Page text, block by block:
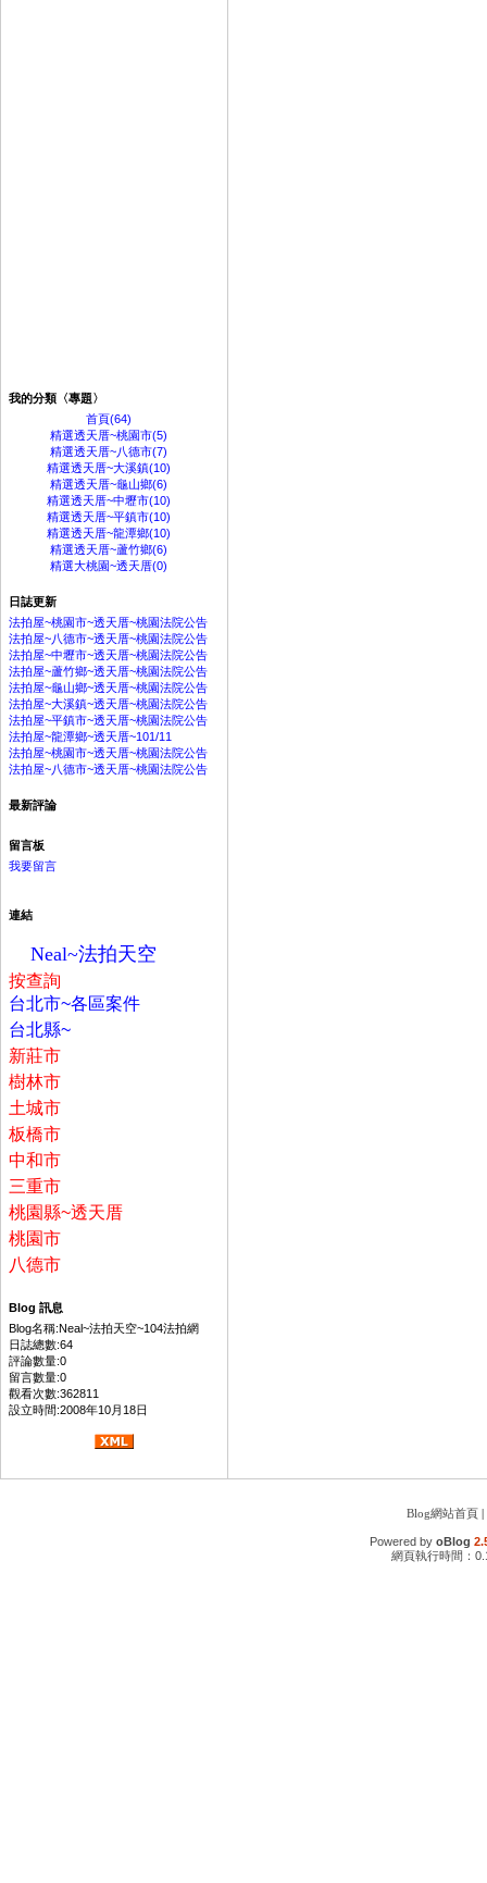
我的分類〈專題〉
首頁(64)
精選透天厝~桃園市(5)
精選透天厝~八德市(7)
精選透天厝~大溪鎮(10)
精選透天厝~龜山鄉(6)
精選透天厝~中壢市(10)
精選透天厝~平鎮市(10)
精選透天厝~龍潭鄉(10)
精選透天厝~蘆竹鄉(6)
精選大桃園~透天厝(0)
日誌更新
法拍屋~桃園市~透天厝~桃園法院公告
法拍屋~八德市~透天厝~桃園法院公告
法拍屋~中壢市~透天厝~桃園法院公告
法拍屋~蘆竹鄉~透天厝~桃園法院公告
法拍屋~龜山鄉~透天厝~桃園法院公告
法拍屋~大溪鎮~透天厝~桃園法院公告
法拍屋~平鎮市~透天厝~桃園法院公告
法拍屋~龍潭鄉~透天厝~101/11
法拍屋~桃園市~透天厝~桃園法院公告
法拍屋~八德市~透天厝~桃園法院公告
最新評論
留言板
我要留言
連結
Neal~法拍天空
按查詢
台北市~各區案件
台北縣~
新莊市
樹林市
土城市
板橋市
中和市
三重市
桃園縣~透天厝
桃園市
八德市
Blog 訊息
Blog名稱:Neal~法拍天空~104法拍網
日誌總數:64
評論數量:0
留言數量:0
觀看次數:362811
設立時間:2008年10月18日
Blog網站首頁|
Powered by oBlog
網頁執行時間：